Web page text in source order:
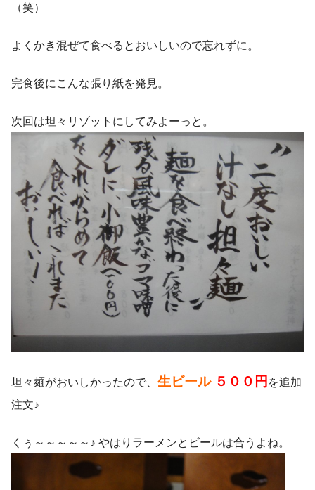
（笑）
よくかき混ぜて食べるとおいしいので忘れずに。
完食後にこんな張り紙を発見。
次回は坦々リゾットにしてみよーっと。
坦々麺がおいしかったので、 生ビール ５００円 を追加
注文♪
くぅ～～～～～♪ やはりラーメンとビールは合うよね。